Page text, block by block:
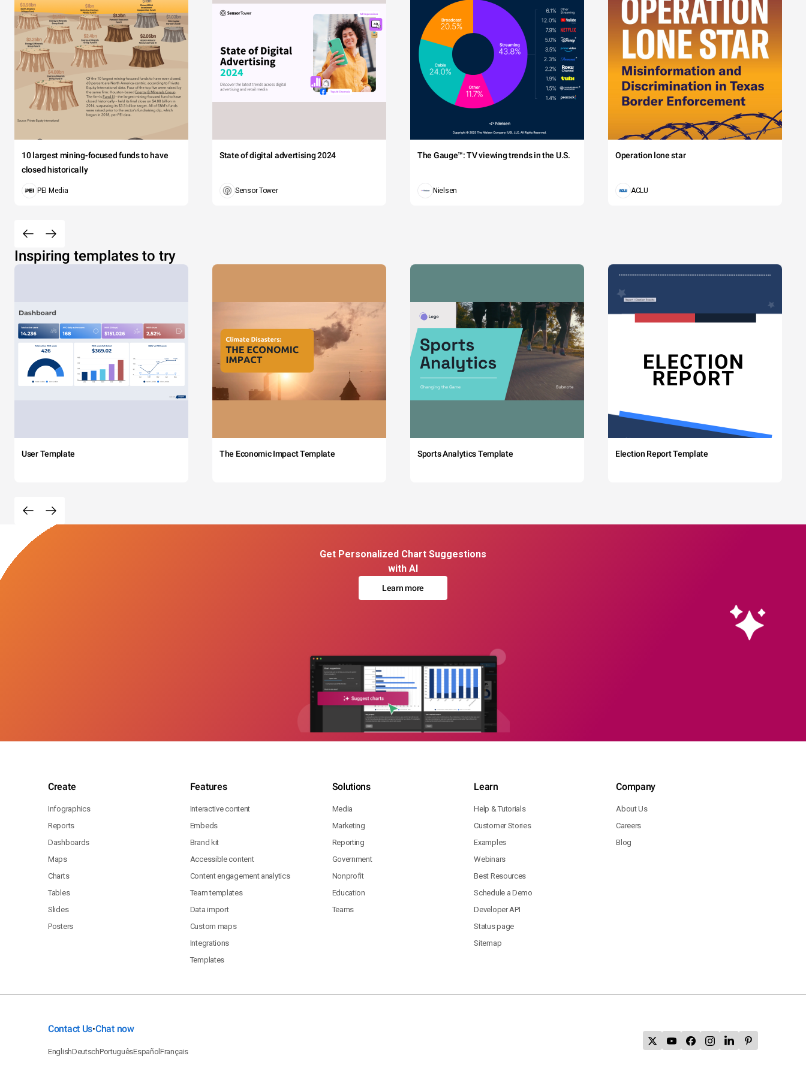
10 largest mining-focused funds to have
closed historically
PEI Media
State of digital advertising 2024
Sensor Tower
The Gauge™: TV viewing trends in the U.S.
Nielsen
Operation lone star
ACLU
Inspiring templates to try
User Template The Economic Impact Template Sports Analytics Template Election Report Template
Get Personalized Chart Suggestions
with AI
Learn more
Create
Infographics
Reports
Dashboards
Maps
Charts
Tables
Slides
Posters
Features
Interactive content
Embeds
Brand kit
Accessible content
Content engagement analytics
Team templates
Data import
Custom maps
Integrations
Templates
Solutions
Media
Marketing
Reporting
Government
Nonprofit
Education
Teams
Learn
Help & Tutorials
Customer Stories
Examples
Webinars
Best Resources
Schedule a Demo
Developer API
Status page
Sitemap
Company
About Us
Careers
Blog
Contact Us•Chat now
EnglishDeutschPortuguêsEspañolFrançais